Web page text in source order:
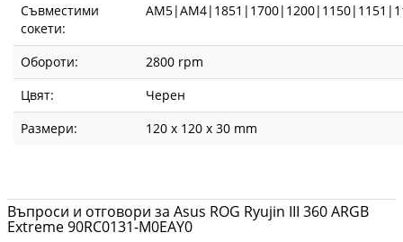
Съвместими
сокети:
Обороти:
2800 rpm
Цвят:
Черен
Размери:
120 x 120 x 30 mm
Въпроси и отговори за Asus ROG Ryujin III 360 ARGB
Extreme 90RC0131-M0EAY0